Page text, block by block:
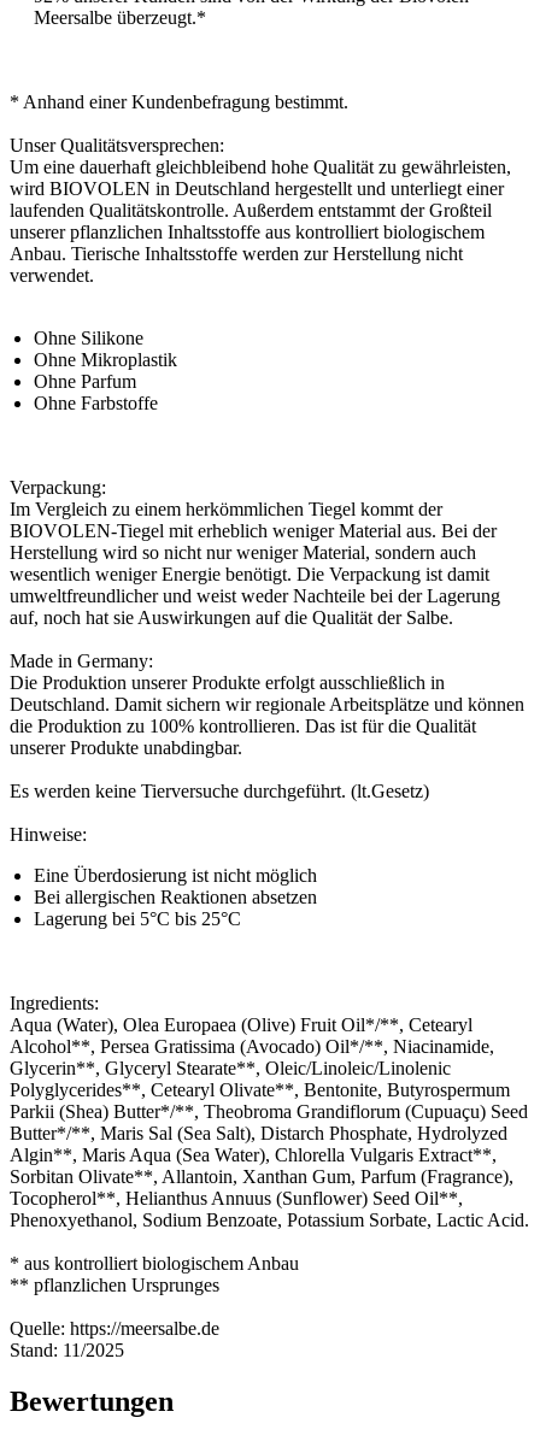
Meersalbe überzeugt.*
* Anhand einer Kundenbefragung bestimmt.
Unser Qualitätsversprechen:
Um eine dauerhaft gleichbleibend hohe Qualität zu gewährleisten,
wird BIOVOLEN in Deutschland hergestellt und unterliegt einer
laufenden Qualitätskontrolle. Außerdem entstammt der Großteil
unserer pflanzlichen Inhaltsstoffe aus kontrolliert biologischem
Anbau. Tierische Inhaltsstoffe werden zur Herstellung nicht
verwendet.
Ohne Silikone
Ohne Mikroplastik
Ohne Parfum
Ohne Farbstoffe
Verpackung:
Im Vergleich zu einem herkömmlichen Tiegel kommt der
BIOVOLEN-Tiegel mit erheblich weniger Material aus. Bei der
Herstellung wird so nicht nur weniger Material, sondern auch
wesentlich weniger Energie benötigt. Die Verpackung ist damit
umweltfreundlicher und weist weder Nachteile bei der Lagerung
auf, noch hat sie Auswirkungen auf die Qualität der Salbe.
Made in Germany:
Die Produktion unserer Produkte erfolgt ausschließlich in
Deutschland. Damit sichern wir regionale Arbeitsplätze und können
die Produktion zu 100% kontrollieren. Das ist für die Qualität
unserer Produkte unabdingbar.
Es werden keine Tierversuche durchgeführt. (lt.Gesetz)
Hinweise:
Eine Überdosierung ist nicht möglich
Bei allergischen Reaktionen absetzen
Lagerung bei 5°C bis 25°C
Ingredients:
Aqua (Water), Olea Europaea (Olive) Fruit Oil*/**, Cetearyl
Alcohol**, Persea Gratissima (Avocado) Oil*/**, Niacinamide,
Glycerin**, Glyceryl Stearate**, Oleic/Linoleic/Linolenic
Polyglycerides**, Cetearyl Olivate**, Bentonite, Butyrospermum
Parkii (Shea) Butter*/**, Theobroma Grandiflorum (Cupuaçu) Seed
Butter*/**, Maris Sal (Sea Salt), Distarch Phosphate, Hydrolyzed
Algin**, Maris Aqua (Sea Water), Chlorella Vulgaris Extract**,
Sorbitan Olivate**, Allantoin, Xanthan Gum, Parfum (Fragrance),
Tocopherol**, Helianthus Annuus (Sunflower) Seed Oil**,
Phenoxyethanol, Sodium Benzoate, Potassium Sorbate, Lactic Acid.
* aus kontrolliert biologischem Anbau
** pflanzlichen Ursprunges
Quelle: https://meersalbe.de
Stand: 11/2025
Bewertungen